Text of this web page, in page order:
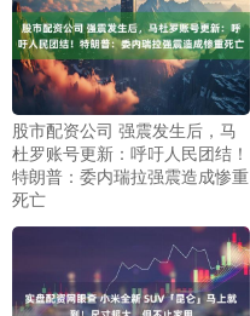
股市配资公司 强震发生后，马
杜罗账号更新：呼吁人民团结！
特朗普：委内瑞拉强震造成惨重
死亡